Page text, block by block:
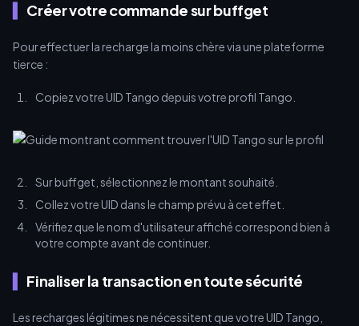
Créer votre commande sur buffget
Pour effectuer la recharge la moins chère via une plateforme
tierce :
Copiez votre UID Tango depuis votre profil Tango.
Sur buffget, sélectionnez le montant souhaité.
Collez votre UID dans le champ prévu à cet effet.
Vérifiez que le nom d'utilisateur affiché correspond bien à
votre compte avant de continuer.
Finaliser la transaction en toute sécurité
Les recharges légitimes ne nécessitent que votre UID Tango,